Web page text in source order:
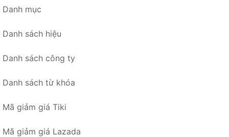
Danh mục
Danh sách hiệu
Danh sách công ty
Danh sách từ khóa
Mã giảm giá Tiki
Mã giảm giá Lazada